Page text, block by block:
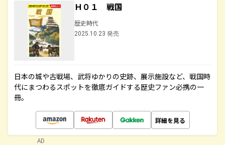
Ｈ０１ 戦国
歴史時代
2025.10.23 発売
日本の城や古戦場、武将ゆかりの史跡、展示施設など、戦国時
代にまつわるスポットを徹底ガイドする歴史ファン必携の一
冊。
詳細を見る
AD